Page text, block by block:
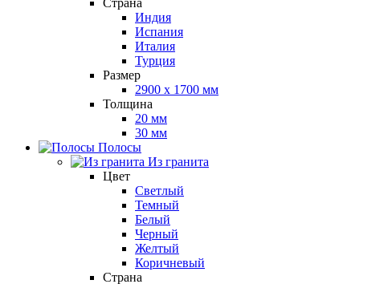
Страна
Индия
Испания
Италия
Турция
Размер
2900 x 1700 мм
Толщина
20 мм
30 мм
Полосы
Из гранита
Цвет
Светлый
Темный
Белый
Черный
Желтый
Коричневый
Страна